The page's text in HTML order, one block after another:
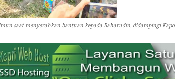
saat menyerahkan bantuan kepada Baharudin, didampingi